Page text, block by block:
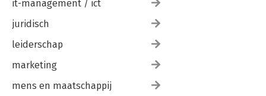
it-management / ict
juridisch
leiderschap
marketing
mens en maatschappij